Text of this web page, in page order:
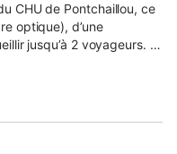
CHU de Pontchaillou, ce
optique), d’une
jusqu’à 2 voyageurs.
compose d’une jolie